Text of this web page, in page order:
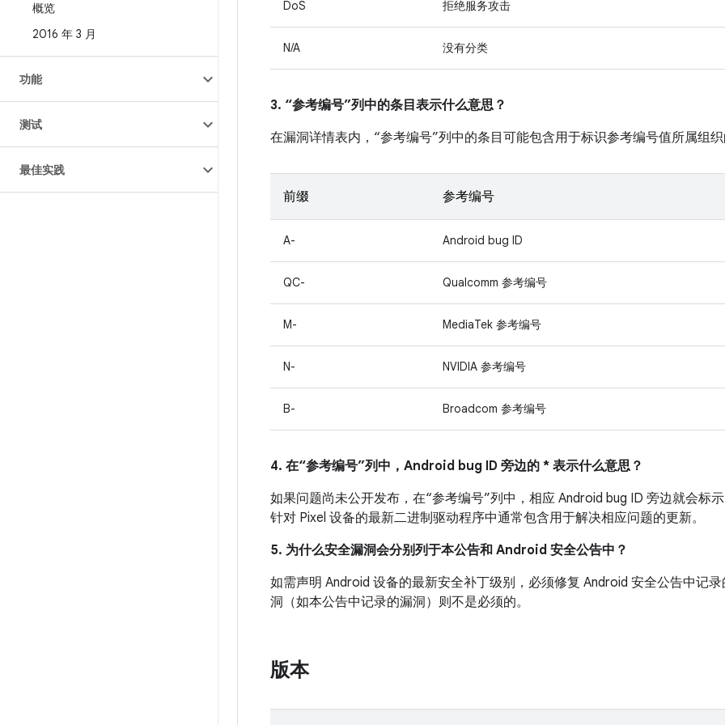
概览
2016 年 3 月
功能
测试
最佳实践
DoS 拒绝服务攻击
N/A 没有分类
3. “参考编号”列中的条目表示什么意思？
在漏洞详情表内，“参考编号”列中的条目可能包含用于标识参考编号值所属组
前缀 参考编号
A- Android bug ID
QC- Qualcomm 参考编号
M- MediaTek 参考编号
N- NVIDIA 参考编号
B- Broadcom 参考编号
4. 在“参考编号”列中，Android bug ID 旁边的 * 表示什么意思？
如果问题尚未公开发布，在“参考编号”列中，相应 Android bug ID 旁边就会标
针对 Pixel 设备的最新二进制驱动程序中通常包含用于解决相应问题的更新。
5. 为什么安全漏洞会分别列于本公告和 Android 安全公告中？
如需声明 Android 设备的最新安全补丁级别，必须修复 Android 安全公告中记
洞（如本公告中记录的漏洞）则不是必须的。
版本